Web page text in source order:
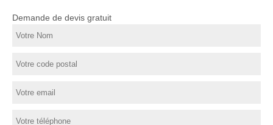
Demande de devis gratuit